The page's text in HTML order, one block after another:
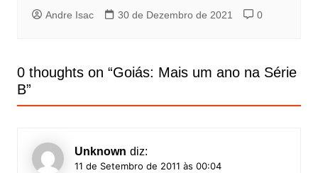
Andre Isac 30 de Dezembro de 2021 0
0 thoughts on “Goiás: Mais um ano na Série
B”
Unknown diz:
11 de Setembro de 2011 às 00:04